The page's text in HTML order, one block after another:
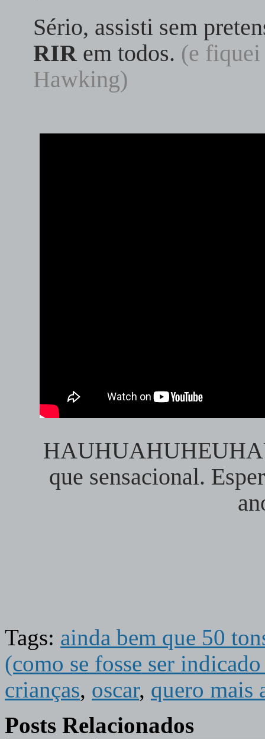
Sério, assisti sem
RIR em todos. (e fiquei
Hawking)
que sensacional.
Tags: ainda bem que 50
(como se fosse ser
crianças, oscar, quero mais
Posts Relacionados